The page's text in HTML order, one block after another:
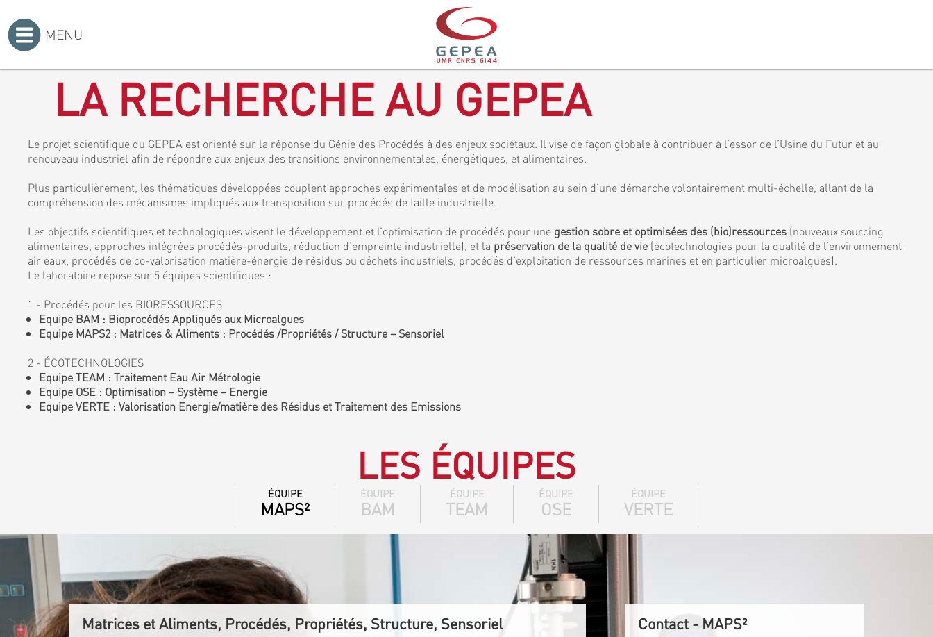
MENU
LA RECHERCHE AU GEPEA
Le projet scientifique du GEPEA est orienté sur la réponse du Génie des Procédés à des enjeux sociétaux. Il vise de façon globale à contribuer à l’essor de l’Usine du Futur et au
renouveau industriel afin de répondre aux enjeux des transitions environnementales, énergétiques, et alimentaires.
Plus particulièrement, les thématiques développées couplent approches expérimentales et de modélisation au sein d’une démarche volontairement multi-échelle, allant de la
compréhension des mécanismes impliqués aux transposition sur procédés de taille industrielle.
Les objectifs scientifiques et technologiques visent le développement et l’optimisation de procédés pour une gestion sobre et optimisées des (bio)ressources (nouveaux sourcing
alimentaires, approches intégrées procédés-produits, réduction d’empreinte industrielle), et la préservation de la qualité de vie (écotechnologies pour la qualité de l’environnement
air eaux, procédés de co-valorisation matière-énergie de résidus ou déchets industriels, procédés d’exploitation de ressources marines et en particulier microalgues).
Le laboratoire repose sur 5 équipes scientifiques :
1 - Procédés pour les BIORESSOURCES
Equipe BAM : Bioprocédés Appliqués aux Microalgues
Equipe MAPS2 : Matrices & Aliments : Procédés /Propriétés / Structure – Sensoriel
2 - ÉCOTECHNOLOGIES
Equipe TEAM : Traitement Eau Air Métrologie
Equipe OSE : Optimisation – Système – Energie
Equipe VERTE : Valorisation Energie/matière des Résidus et Traitement des Emissions
LES ÉQUIPES
ÉQUIPE
MAPS²
ÉQUIPE
BAM
ÉQUIPE
TEAM
ÉQUIPE
OSE
ÉQUIPE
VERTE
Matrices et Aliments, Procédés, Propriétés, Structure, Sensoriel Contact - MAPS²